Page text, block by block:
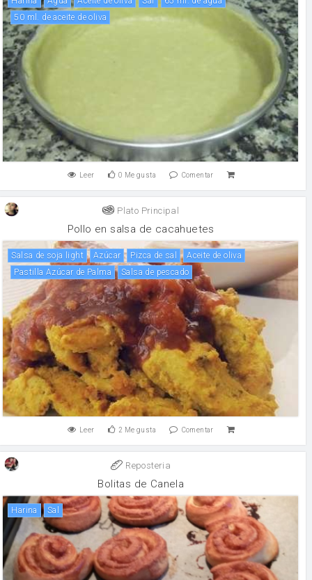
50 ml. de aceite de oliva
Leer 0 Me gusta Comentar
Plato Principal
Pollo en salsa de cacahuetes
salsa de soja light Azúcar pizca de sal
aceite de oliva
Pastilla Azúcar de Palma
salsa de pescado
Leer 2 Me gusta Comentar
Reposteria
Bolitas de Canela
harina sal